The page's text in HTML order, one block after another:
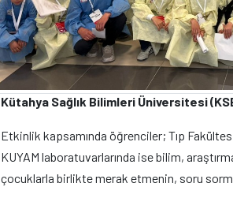
Kütahya Sağlık Bilimleri Üniversitesi
Etkinlik kapsamında öğrenciler; Tıp
KUYAM laboratuvarlarında ise bilim,
çocuklarla birlikte merak etmenin, soru